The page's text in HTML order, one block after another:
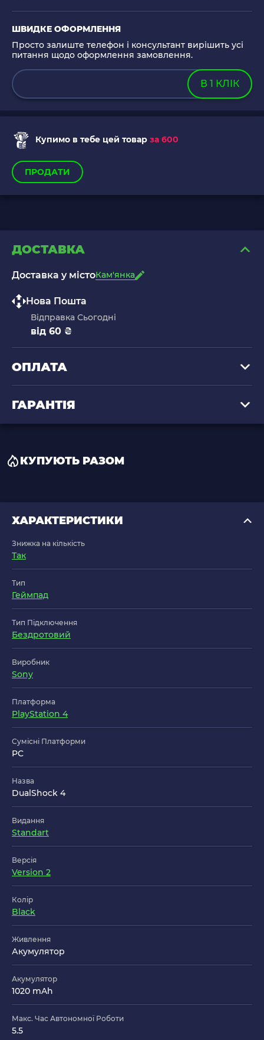
ШВИДКЕ ОФОРМЛЕННЯ
Просто залиште телефон і консультант вирішить усі
питання щодо оформлення замовлення.
В 1 КЛІК
Купимо в тебе цей товар за 600
ПРОДАТИ
ДОСТАВКА
Доставка у містоКам'янка
Нова Пошта
Відправка Сьогодні
від 60 ₴
ОПЛАТА
ГАРАНТІЯ
КУПУЮТЬ РАЗОМ
ХАРАКТЕРИСТИКИ
Знижка на кількість
Так
Тип
Геймпад
Тип Підключення
Бездротовий
Виробник
Sony
Платформа
PlayStation 4
Сумісні Платформи
PC
Назва
DualShock 4
Видання
Standart
Версія
Version 2
Колір
Black
Живлення
Акумулятор
Акумулятор
1020 mAh
Макс. Час Автономної Роботи
5.5